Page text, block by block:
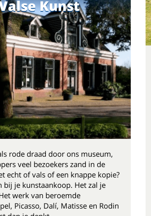
Kunst
rode draad door ons museum,
veel bezoekers zand in de
echt of vals of een knappe kopie?
bij je kunstaankoop. Het zal je
werk van beroemde
Picasso, Dalí, Matisse en Rodin